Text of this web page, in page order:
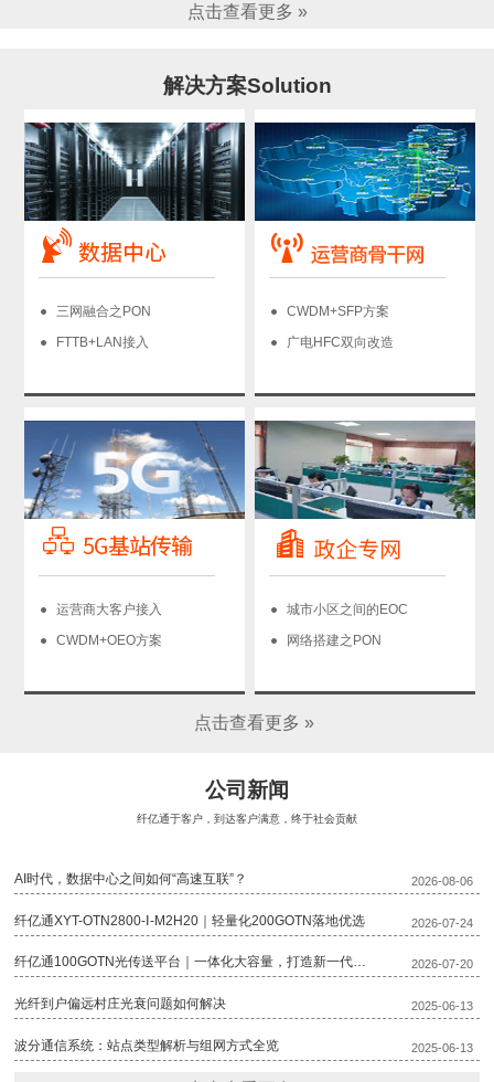
点击查看更多 »
解决方案Solution
三网融合之PON
FTTB+LAN接入
CWDM+SFP方案
广电HFC双向改造
运营商大客户接入
CWDM+OEO方案
城市小区之间的EOC
网络搭建之PON
点击查看更多 »
公司新闻
纤亿通于客户，到达客户满意，终于社会贡献
AI时代，数据中心之间如何“高速互联”？ 2026-08-06
纤亿通XYT-OTN2800-Ⅰ-M2H20｜轻量化200GOTN落地优选 2026-07-24
纤亿通100GOTN光传送平台｜一体化大容量，打造新一代骨干传输底座 2026-07-20
光纤到户偏远村庄光衰问题如何解决 2025-06-13
波分通信系统：站点类型解析与组网方式全览 2025-06-13